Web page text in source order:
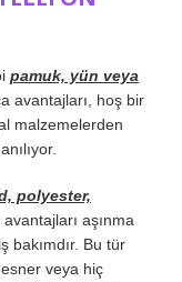
pamuk, yün veya
avantajları, hoş bir
malzemelerden
polyester,
avantajları aşınma
bakımdır. Bu tür
veya hiç